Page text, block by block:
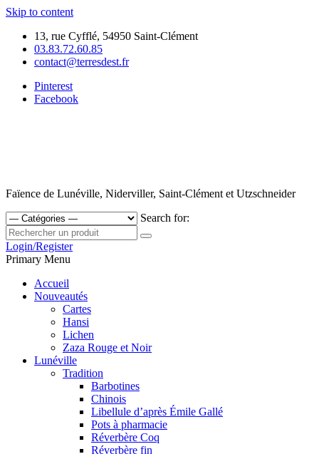
Skip to content
13, rue Cyfflé, 54950 Saint-Clément
03.83.72.60.85
contact@terresdest.fr
Pinterest
Facebook
Faïence de Lunéville, Niderviller, Saint-Clément et Utzschneider
Search for:
Login/Register
Primary Menu
Accueil
Nouveautés
Cartes
Hansi
Lichen
Zaza Rouge et Noir
Lunéville
Tradition
Barbotines
Chinois
Libellule d’après Émile Gallé
Pots à pharmacie
Réverbère Coq
Réverbère fin